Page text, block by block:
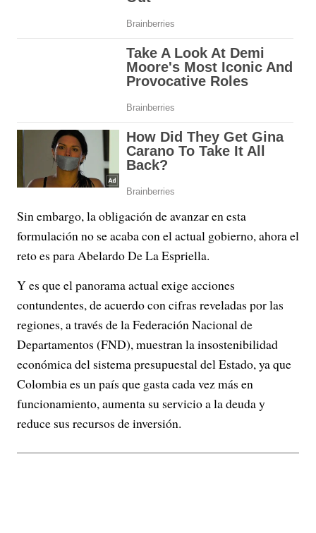
Sin embargo, la obligación de avanzar en esta
formulación no se acaba con el actual gobierno, ahora el
reto es para Abelardo De La Espriella.
Y es que el panorama actual exige acciones
contundentes, de acuerdo con cifras reveladas por las
regiones, a través de la Federación Nacional de
Departamentos (FND), muestran la insostenibilidad
económica del sistema presupuestal del Estado, ya que
Colombia es un país que gasta cada vez más en
funcionamiento, aumenta su servicio a la deuda y
reduce sus recursos de inversión.